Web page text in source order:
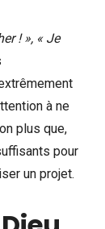
! », « Je
à ne
plus que,
pour
un projet.